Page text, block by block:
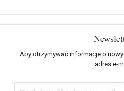
Aby otrzymywać informacje o
adres e-